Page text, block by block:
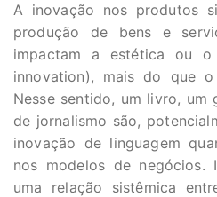
A inovação nos produtos
produção de bens e
impactam a estética ou
innovation), mais do que o
Nesse sentido, um livro, um
de jornalismo são,
inovação de linguagem
nos modelos de negócios.
uma relação sistêmica